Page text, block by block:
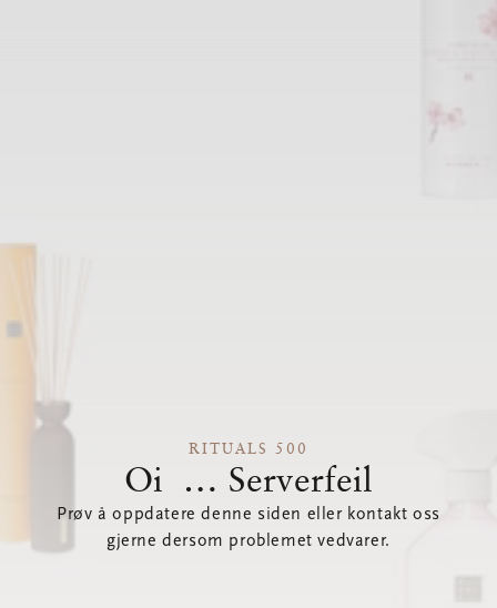
RITUALS 500
Oi … Serverfeil
Prøv å oppdatere denne siden eller kontakt oss
gjerne dersom problemet vedvarer.